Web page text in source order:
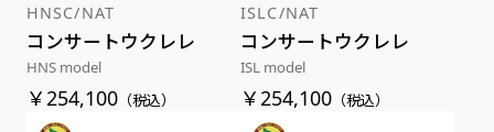
HNSC/NAT
コンサートウクレレ
HNS model
￥254,100（税込）
ISLC/NAT
コンサートウクレレ
ISL model
￥254,100 （税込）